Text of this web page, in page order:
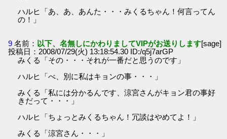
ハルヒ「あ、あ、あんた・・・みくるちゃん！何言ってん
の！」
9 名前： 以下、名無しにかわりましてVIPがお送りします[sage]
投稿日：2008/07/29(火) 13:18:54.30 ID:/q5j7arGP
みくる「その・・・それが一番だと思うのです」
ハルヒ「べ、別に私はキョンの事・・・」
みくる「私には分かるんです、涼宮さんがキョン君の事好
きだって・・・」
ハルヒ「ちょっとみくるちゃん！冗談はやめてよ！」
みくる「涼宮さん・・・」